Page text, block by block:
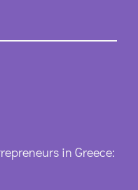
in Greece: